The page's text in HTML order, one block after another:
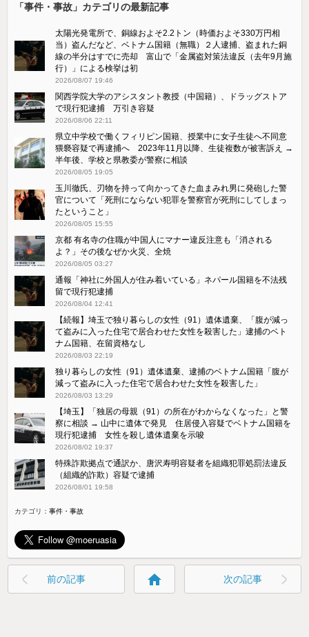
「事件・事故」カテゴリの最新記事
太陽光発電所で、銅線およそ2.2トン（時価およそ330万円相
当）盗んだなど、ベトナム国籍（無職）２人逮捕、盗まれた銅
線の半分はすでに売却 富山で「金属盗対策法違反（去年9月施
行）」による検挙は初
2026/08/07 19:46
関西学院大学のアシスタント教授（中国籍）、ドラッグストア
で現行犯逮捕 万引き容疑
2026/08/06 22:11
県立中学校で働くフィリピン国籍、授業中に女子生徒へ不同意
猥褻容疑で再逮捕へ 2023年11月以降、生徒複数が被害訴え →
半年後、学校と県教委が警察に相談
2026/08/05 19:05
玉川徹氏、刃物を持って向かってきた血まみれ男に発砲した警
官について「死刑にならない犯罪を警察官が死刑にしてしまっ
たということ」
2026/08/05 15:55
京都 有名寺の住職が中国人にマナー違反注意も「消される
よ？」その後なぜか火災、全焼
2026/08/05 03:27
通報「神社に外国人が住み着いている」ネパール国籍を不法残
留で現行犯逮捕
2026/08/04 12:41
【続報】埼玉で独り暮らしの女性（91）遺体遺棄、「腹が減っ
て盗みに入った住宅で居合わせた女性を殺害した」逮捕のベト
ナム国籍、在留資格なし
2026/08/03 22:19
独り暮らしの女性（91）遺体遺棄、逮捕のベトナム国籍「腹が
減って盗みに入った住宅で居合わせた女性を殺害した」
2026/08/03 13:29
【埼玉】「独居の母親（91）の所在がわからなくなった」と警
察に相談 → 山中に遺体で発見 住居侵入容疑でベトナム国籍を
現行犯逮捕 女性を殺し遺体遺棄を示唆
2026/08/02 19:37
特殊詐欺拠点で通訳か、唐沢寿明容疑者を組織犯罪処罰法違反
（組織的詐欺）容疑で逮捕
2026/08/01 19:58
カテゴリ：事件・事故
前の記事 home 次の記事